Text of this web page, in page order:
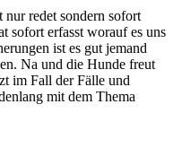
redet sondern sofort
sofort erfasst worauf es uns
ist es gut jemand
Na und die Hunde freut
im Fall der Fälle und
mit dem Thema